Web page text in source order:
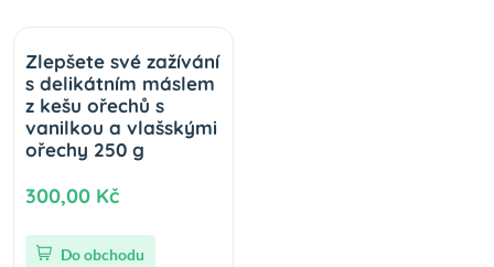
Zlepšete své zažívání
s delikátním máslem
z kešu ořechů s
vanilkou a vlašskými
ořechy 250 g
300,00 Kč
Do obchodu